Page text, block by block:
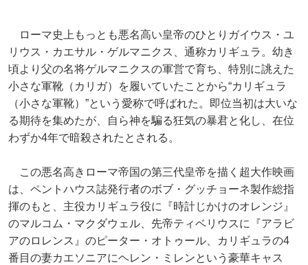
ローマ史上もっとも悪名高い皇帝のひとりガイウス・ユ
リウス・カエサル・ゲルマニクス、通称カリギュラ。幼き
頃より父の名将ゲルマニクスの軍営で育ち、特別に誂えた
小さな軍靴（カリガ）を履いていたことから“カリギュラ
（小さな軍靴）”という愛称で呼ばれた。即位当初は大いな
る期待を集めたが、自ら神を騙る狂気の暴君と化し、在位
わずか4年で暗殺されたとされる。
この悪名高きローマ帝国の第三代皇帝を描く超大作映画
は、ペントハウス誌発行者のボブ・グッチョーネ製作総指
揮のもと、主役カリギュラ役に『時計じかけのオレンジ』
のマルコム・マクダウェル、先帝ティベリウスに『アラビ
アのロレンス』のピーター・オトゥール、カリギュラの4
番目の妻カエソニアにヘレン・ミレンという豪華キャス